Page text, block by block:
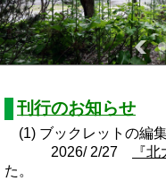
刊行のお知らせ
(1) ブックレットの編
2026/ 2/27
『
た。